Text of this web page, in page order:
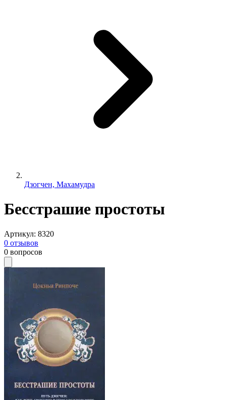
Дзогчен, Махамудра
Бесстрашие простоты
Артикул: 8320
0 отзывов
0 вопросов